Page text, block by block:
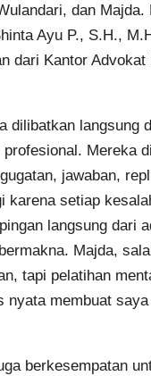
dan
Ayu P., S.H.,
dari Kantor
dilibatkan langsung
Mereka
jawaban,
karena setiap
langsung dari
Majda,
tapi pelatihan
membuat
berkesempatan